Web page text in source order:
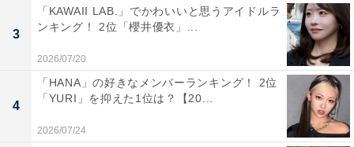
県）、「将棋で有名、3月のライオンに出てきたから」
（40代女性／熊本県）、「日本一の生産量を誇る将棋駒
とラ・フランスを満喫することができるから」（40代男
性／神奈川県）といった声が集まりました。
※回答者からのコメントは原文ママです
3
「KAWAII LAB.」でかわいいと思うアイドルラ
ンキング！ 2位「櫻井優衣」...
2026/07/20
4
「HANA」の好きなメンバーランキング！ 2位
「YURI」を抑えた1位は？【20...
2026/07/24